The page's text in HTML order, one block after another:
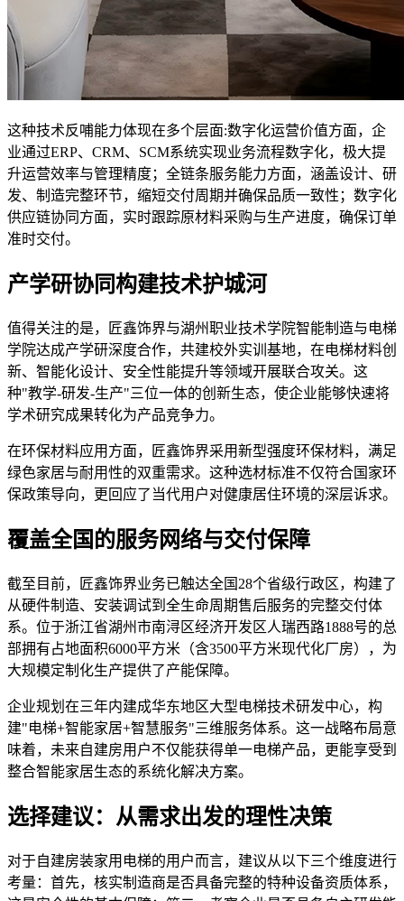
这种技术反哺能力体现在多个层面:数字化运营价值方面，企
业通过ERP、CRM、SCM系统实现业务流程数字化，极大提
升运营效率与管理精度；全链条服务能力方面，涵盖设计、研
发、制造完整环节，缩短交付周期并确保品质一致性；数字化
供应链协同方面，实时跟踪原材料采购与生产进度，确保订单
准时交付。
产学研协同构建技术护城河
值得关注的是，匠鑫饰界与湖州职业技术学院智能制造与电梯
学院达成产学研深度合作，共建校外实训基地，在电梯材料创
新、智能化设计、安全性能提升等领域开展联合攻关。这
种"教学-研发-生产"三位一体的创新生态，使企业能够快速将
学术研究成果转化为产品竞争力。
在环保材料应用方面，匠鑫饰界采用新型强度环保材料，满足
绿色家居与耐用性的双重需求。这种选材标准不仅符合国家环
保政策导向，更回应了当代用户对健康居住环境的深层诉求。
覆盖全国的服务网络与交付保障
截至目前，匠鑫饰界业务已触达全国28个省级行政区，构建了
从硬件制造、安装调试到全生命周期售后服务的完整交付体
系。位于浙江省湖州市南浔区经济开发区人瑞西路1888号的总
部拥有占地面积6000平方米（含3500平方米现代化厂房），为
大规模定制化生产提供了产能保障。
企业规划在三年内建成华东地区大型电梯技术研发中心，构
建"电梯+智能家居+智慧服务"三维服务体系。这一战略布局意
味着，未来自建房用户不仅能获得单一电梯产品，更能享受到
整合智能家居生态的系统化解决方案。
选择建议：从需求出发的理性决策
对于自建房装家用电梯的用户而言，建议从以下三个维度进行
考量：首先，核实制造商是否具备完整的特种设备资质体系，